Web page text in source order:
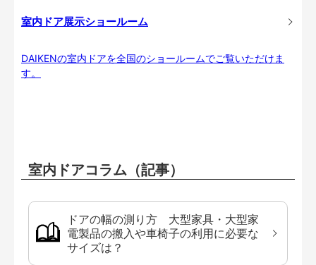
室内ドア展示ショールーム
DAIKENの室内ドアを全国のショールームでご覧いただけま
す。
室内ドアコラム（記事）
ドアの幅の測り方 大型家具・大型家
電製品の搬入や車椅子の利用に必要な
サイズは？